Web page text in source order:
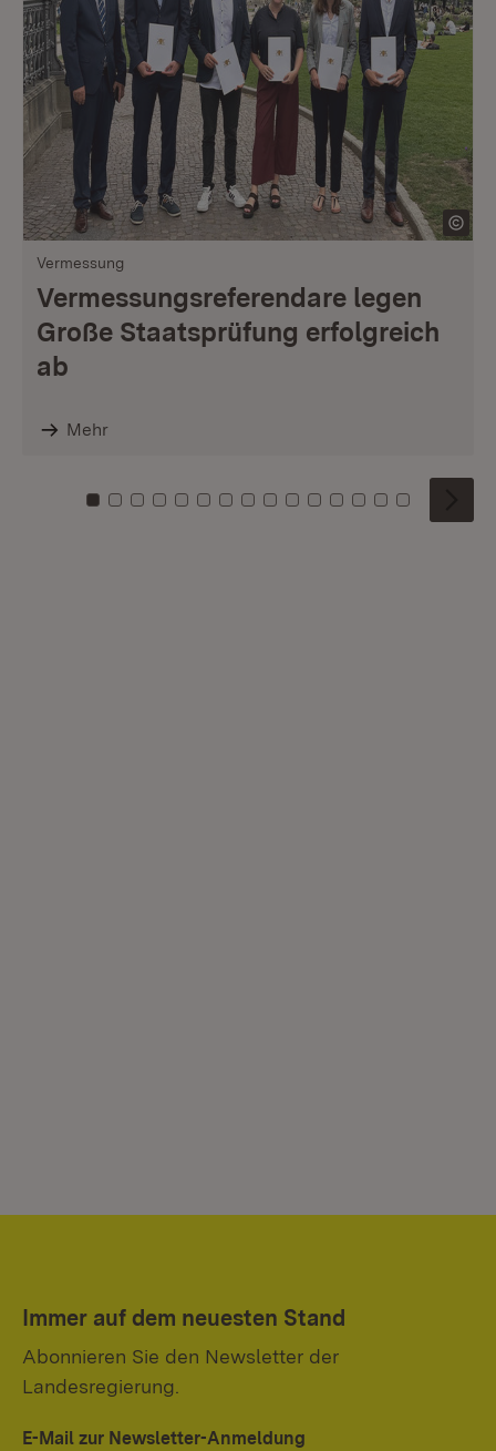
Vermessung
Vermessungsreferendare legen
Große Staatsprüfung erfolgreich
ab
Mehr
Zu Kachel: 0
Zu Kachel: 1
Zu Kachel: 2
Zu Kachel: 3
Zu Kachel: 4
Zu Kachel: 5
Zu Kachel: 6
Zu Kachel: 7
Zu Kachel: 8
Zu Kachel: 9
Zu Kachel: 10
Zu Kachel: 11
Zu Kachel: 12
Zu Kachel:
Zu
Immer auf dem neuesten Stand
Abonnieren Sie den Newsletter der
Landesregierung.
E-Mail zur Newsletter-Anmeldung